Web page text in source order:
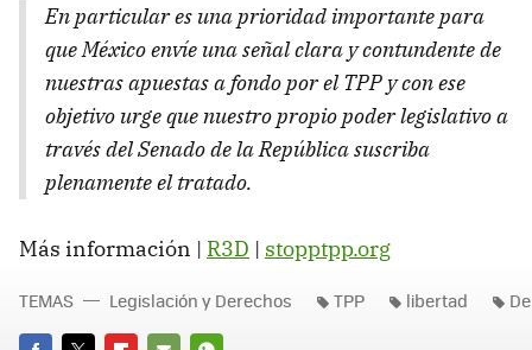
En particular es una prioridad importante para
que México envíe una señal clara y contundente de
nuestras apuestas a fondo por el TPP y con ese
objetivo urge que nuestro propio poder legislativo a
través del Senado de la República suscriba
plenamente el tratado.
Más información | R3D | stopptpp.org
TEMAS Legislación y Derechos TPP libertad